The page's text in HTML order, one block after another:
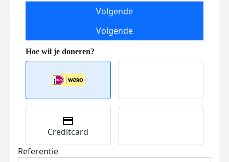
Volgende
Volgende
Creditcard
Referentie